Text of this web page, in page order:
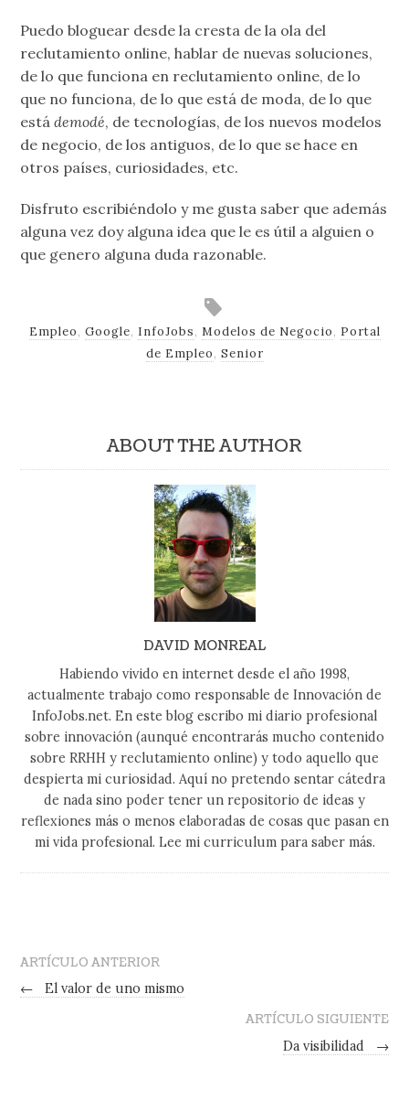
Puedo bloguear desde la cresta de la ola del
reclutamiento online, hablar de nuevas soluciones,
de lo que funciona en reclutamiento online, de lo
que no funciona, de lo que está de moda, de lo que
estádemodé, de tecnologías, de los nuevos modelos
de negocio, de los antiguos, de lo que se hace en
otros países, curiosidades, etc.
Disfruto escribiéndolo y me gusta saber que además
alguna vez doy alguna idea que le es útil a alguien o
que genero alguna duda razonable.
Empleo, Google, InfoJobs, Modelos de Negocio, Portal
de Empleo, Senior
ABOUT THE AUTHOR
DAVID MONREAL
Habiendo vivido en internet desde el año 1998,
actualmente trabajo como responsable de Innovación de
InfoJobs.net. En este blog escribo mi diario profesional
sobre innovación (aunqué encontrarás mucho contenido
sobre RRHH y reclutamiento online) y todo aquello que
despierta mi curiosidad. Aquí no pretendo sentar cátedra
de nada sino poder tener un repositorio de ideas y
reflexiones más o menos elaboradas de cosas que pasan en
mi vida profesional. Lee mi curriculum para saber más.
ARTÍCULO ANTERIOR
←
El valor de uno mismo
ARTÍCULO SIGUIENTE
Da visibilidad
→